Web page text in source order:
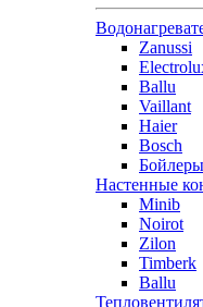
Zanussi
Ballu
Vaillant
Haier
Bosch
Настенные
Minib
Noirot
Zilon
Timberk
Ballu